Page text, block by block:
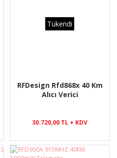
Tükendi
RFDesign Rfd868x 40 Km
Alıcı Verici
30.720,00 TL + KDV